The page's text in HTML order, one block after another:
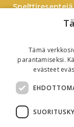
Spelttireseptejä
Verkkokauppaan
B2B
Oiva-raportti
Tämä
parantamiseksi.
evästeet